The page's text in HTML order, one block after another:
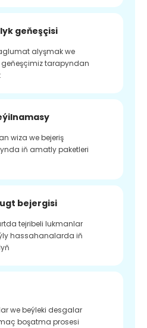
geňeşçisi
alyşmak we
tarapyndan
wiza we bejeriş
iň amatly paketleri
bejergisi
tejribeli lukmanlar
hassahanalarda iň
we beýleki desgalar
boşatma prosesi